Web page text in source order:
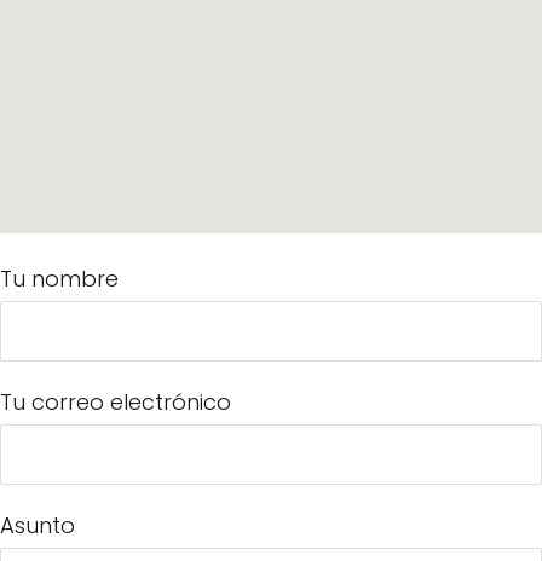
Tu nombre
Tu correo electrónico
Asunto